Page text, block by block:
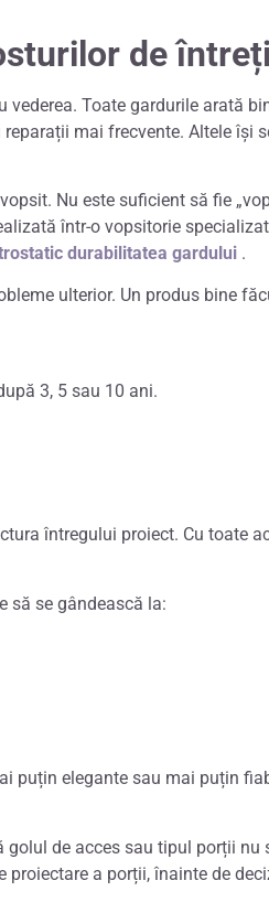
de
Toate gardurile arată
mai frecvente. Altele își
Nu este suficient să fie
într-o vopsitorie
durabilitatea gardului .
ulterior. Un produs bine
3, 5 sau 10 ani.
întregului proiect. Cu toate
să se gândească la:
puțin elegante sau mai puțin
de acces sau tipul porții nu
a porții, înainte de